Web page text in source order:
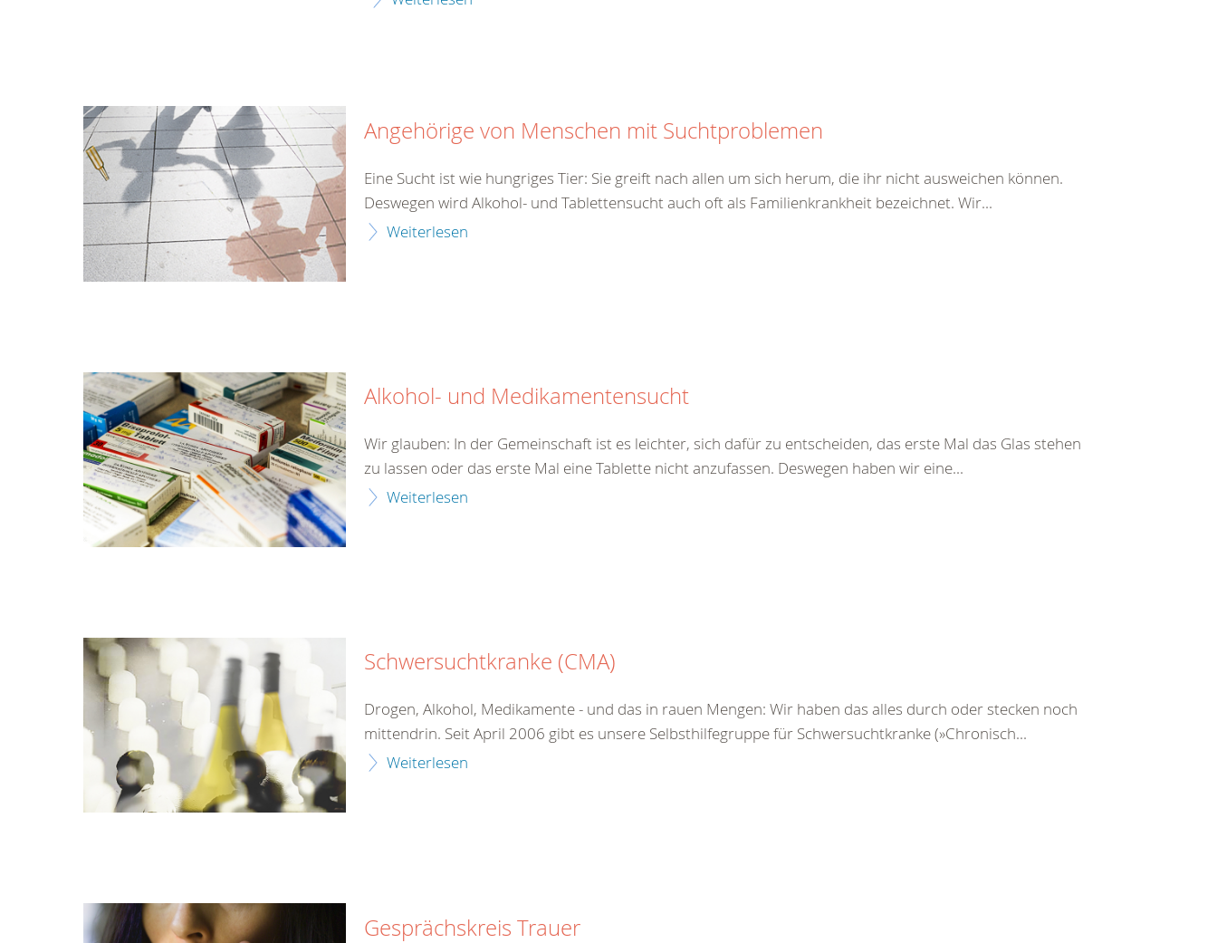
Angehörige von Menschen mit Suchtproblemen
Eine Sucht ist wie hungriges Tier: Sie greift nach allen um sich herum, die ihr nicht ausweichen können.
Deswegen wird Alkohol- und Tablettensucht auch oft als Familienkrankheit bezeichnet. Wir...
Weiterlesen
Alkohol- und Medikamentensucht
Wir glauben: In der Gemeinschaft ist es leichter, sich dafür zu entscheiden, das erste Mal das Glas stehen
zu lassen oder das erste Mal eine Tablette nicht anzufassen. Deswegen haben wir eine...
Weiterlesen
Schwersuchtkranke (CMA)
Drogen, Alkohol, Medikamente - und das in rauen Mengen: Wir haben das alles durch oder stecken noch
mittendrin. Seit April 2006 gibt es unsere Selbsthilfegruppe für Schwersuchtkranke (»Chronisch...
Weiterlesen
Gesprächskreis Trauer